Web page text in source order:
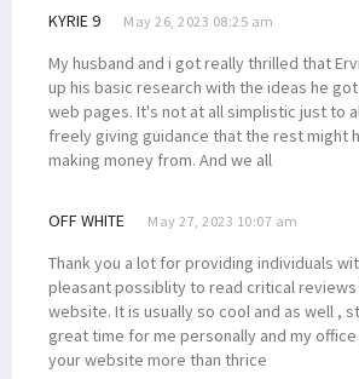
KYRIE 9 May 26, 2023 08:25 am
My husband and i got really thrilled that
up his basic research with the ideas he
web pages. It's not at all simplistic just to
freely giving guidance that the rest might
making money from. And we all
OFF WHITE May 27, 2023 10:07 am
Thank you a lot for providing individuals
pleasant possiblity to read critical
website. It is usually so cool and as well ,
great time for me personally and my
your website more than thrice